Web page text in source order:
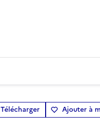
Télécharger Ajouter à